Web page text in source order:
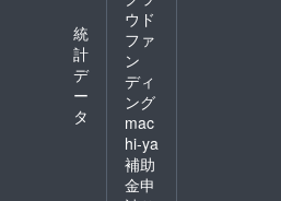
統
計
デ
ー
タ
ウド
ファ
ン
ディ
ング
mac
hi-ya
補助
金申